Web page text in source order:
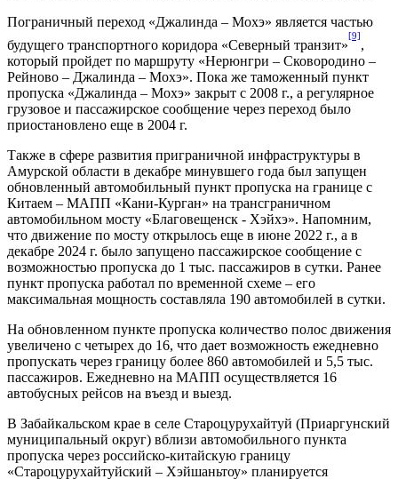
Пограничный переход «Джалинда – Мохэ» является частью
будущего транспортного коридора «Северный транзит»
[9]
,
который пройдет по маршруту «Нерюнгри – Сковородино –
Рейново – Джалинда – Мохэ». Пока же таможенный пункт
пропуска «Джалинда – Мохэ» закрыт с 2008 г., а регулярное
грузовое и пассажирское сообщение через переход было
приостановлено еще в 2004 г.
Также в сфере развития приграничной инфраструктуры в
Амурской области в декабре минувшего года был запущен
обновленный автомобильный пункт пропуска на границе с
Китаем – МАПП «Кани-Курган» на трансграничном
автомобильном мосту «Благовещенск - Хэйхэ». Напомним,
что движение по мосту открылось еще в июне 2022 г., а в
декабре 2024 г. было запущено пассажирское сообщение с
возможностью пропуска до 1 тыс. пассажиров в сутки. Ранее
пункт пропуска работал по временной схеме – его
максимальная мощность составляла 190 автомобилей в сутки.
На обновленном пункте пропуска количество полос движения
увеличено с четырех до 16, что дает возможность ежедневно
пропускать через границу более 860 автомобилей и 5,5 тыс.
пассажиров. Ежедневно на МАПП осуществляется 16
автобусных рейсов на въезд и выезд.
В Забайкальском крае в селе Староцурухайтуй (Приаргунский
муниципальный округ) вблизи автомобильного пункта
пропуска через российско-китайскую границу
«Староцурухайтуйский – Хэйшаньтоу» планируется